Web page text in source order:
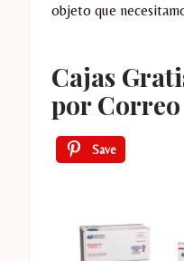
objeto que
Cajas
por Correo
Save